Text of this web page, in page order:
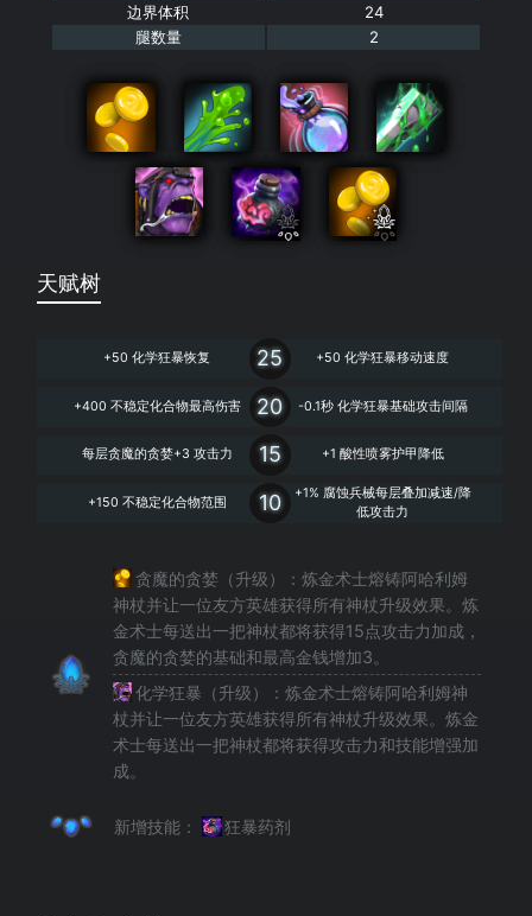
边界体积
24
腿数量
2
天赋树
+50 化学狂暴恢复 25 +50 化学狂暴移动速度
+400 不稳定化合物最高伤害 20 -0.1秒 化学狂暴基础攻击间隔
每层贪魔的贪婪+3 攻击力 15 +1 酸性喷雾护甲降低
+150 不稳定化合物范围 10
+1% 腐蚀兵械每层叠加减速/降
低攻击力
贪魔的贪婪（升级）： 炼金术士熔铸阿哈利姆
神杖并让一位友方英雄获得所有神杖升级效果。炼
金术士每送出一把神杖都将获得15点攻击力加成，
贪魔的贪婪的基础和最高金钱增加3。
化学狂暴（升级）： 炼金术士熔铸阿哈利姆神
杖并让一位友方英雄获得所有神杖升级效果。炼金
术士每送出一把神杖都将获得攻击力和技能增强加
成。
新增技能： 狂暴药剂